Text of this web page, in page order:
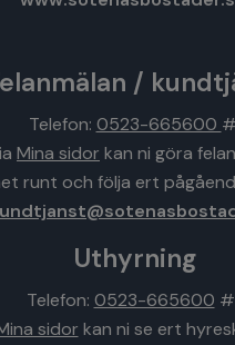
/
Telefon: 0523-665600
Mina sidor kan ni göra
runt och följa ert
Uthyrning
Telefon: 0523-665600
sidor kan ni se ert